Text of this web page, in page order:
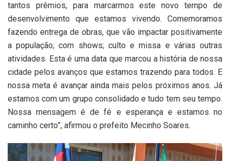
tantos prêmios, para marcarmos este novo tempo de
desenvolvimento que estamos vivendo. Comemoramos
fazendo entrega de obras, que vão impactar positivamente
a população; com shows; culto e missa e várias outras
atividades. Esta é uma data que marcou a história de nossa
cidade pelos avanços que estamos trazendo para todos. E
nossa meta é avançar ainda mais pelos próximos anos. Já
estamos com um grupo consolidado e tudo tem seu tempo.
Nossa mensagem é de fé e esperança e estamos no
caminho certo”, afirmou o prefeito Mecinho Soares.